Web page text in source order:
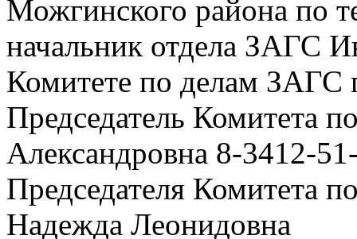
Можгинского района по
начальник отдела ЗАГС
Комитете по делам ЗАГС
Председатель Комитета
Александровна 8-3412-
Председателя Комитета
Надежда Леонидовна